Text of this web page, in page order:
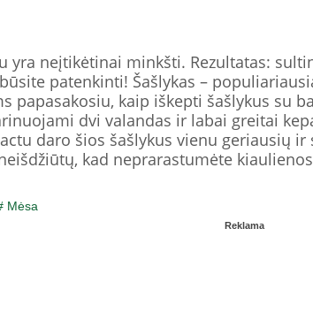
yra neįtikėtinai minkšti. Rezultatas:
patenkinti! Šašlykas –
papasakosiu, kaip iškepti šašlykus su
dvi valandas ir labai greitai
daro šios šašlykus vienu geriausių
kad neprarastumėte
Mėsa
Reklama